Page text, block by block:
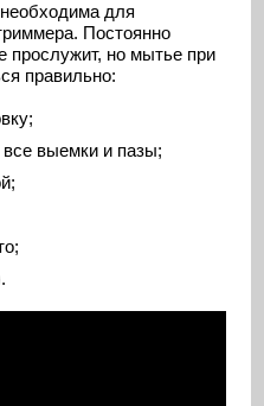
для
Постоянно
прослужит, но мытье при
правильно:
выемки и пазы;